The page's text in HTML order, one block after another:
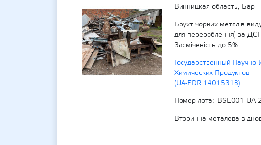
Винницкая область, Бар
Брухт чорних металів
для перероблення) за
Засміченість до 5%.
Государственный
Химических Продуктов
(UA-EDR 14015318)
Номер лота
BSE001-
Вторинна металева